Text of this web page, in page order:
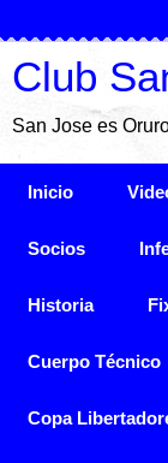
Club
San Jose es
Inicio
Socios
Historia
Cuerpo Técnico
Copa